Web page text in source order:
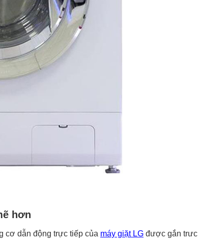
hơn
cơ dẫn động trực tiếp của máy giặt LG được gắn trưc